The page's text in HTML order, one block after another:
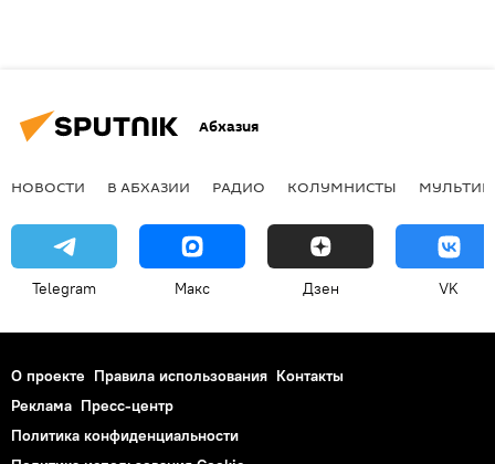
Абхазия
НОВОСТИ В АБХАЗИИ РАДИО КОЛУМНИСТЫ
Telegram Макс Дзен VK
О проекте Правила использования Контакты
Реклама Пресс-центр
Политика конфиденциальности